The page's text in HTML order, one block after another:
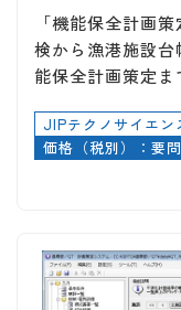
「機能保全計画
検から漁港施設
能保全計画策定
JIPテクノサイエン
価格（税別）：要